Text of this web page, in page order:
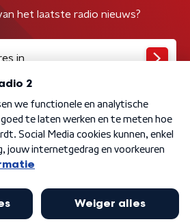
het laatste radio nieuws?